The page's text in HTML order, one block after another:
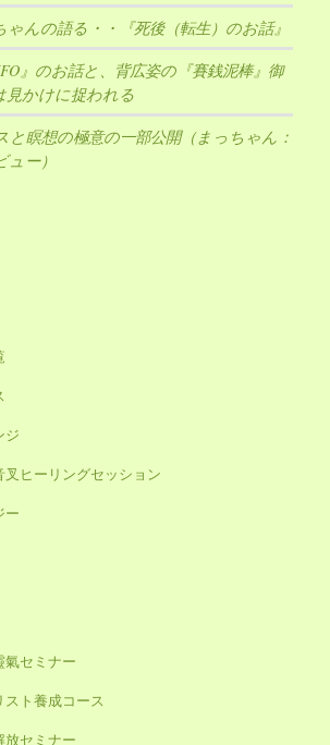
んの語る・・『死後（転生）のお話』
』のお話と、背広姿の『賽銭泥棒』御
見かけに捉われる
と瞑想の極意の一部公開（まっちゃん：
ー）
ジ
叉ヒーリングセッション
ー
氣セミナー
スト養成コース
放セミナー